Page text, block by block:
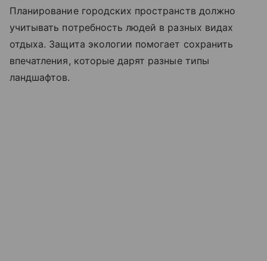
Планирование городских пространств должно
учитывать потребность людей в разных видах
отдыха. Защита экологии помогает сохранить
впечатления, которые дарят разные типы
ландшафтов.